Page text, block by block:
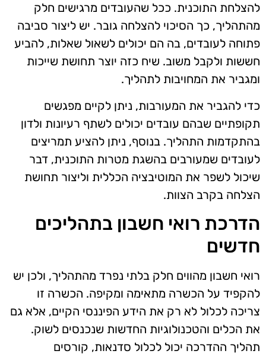
להצלחת התוכנית. ככל שהעובדים מרגישים חלק
מהתהליך, כך הסיכוי להצלחה גובר. יש ליצור סביבה
פתוחה לעובדים, בה הם יכולים לשאול שאלות, להביע
חששות ולקבל משוב. שיח כזה יוצר תחושת שייכות
ומגביר את המחויבות לתהליך.
כדי להגביר את המעורבות, ניתן לקיים מפגשים
תקופתיים שבהם עובדים יכולים לשתף רעיונות ולדון
בהתקדמות התהליך. בנוסף, ניתן להציע תמריצים
לעובדים שמעורבים בהשגת מטרות התוכנית, דבר
שיכול לשפר את המוטיבציה הכללית וליצור תחושת
הצלחה בקרב הצוות.
הדרכת רואי חשבון בתהליכים
חדשים
רואי חשבון מהווים חלק בלתי נפרד מהתהליך, ולכן יש
להקפיד על הכשרה מתאימה ומקיפה. הכשרה זו
צריכה לכלול לא רק את הידע הפיננסי הקיים, אלא גם
את הכלים והטכנולוגיות החדשות שנכנסים לשוק.
תהליך ההדרכה יכול לכלול סדנאות, קורסים